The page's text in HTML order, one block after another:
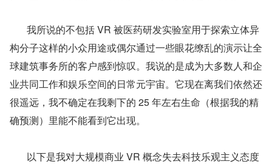
构分子这样的小众用途或偶尔通过一些眼花缭乱的演示让全
球建筑事务所的客户感到惊叹。我说的是成为大多数人和企
业共同工作和娱乐空间的日常元宇宙。它现在离我们依然还
很遥远，我不确定在我剩下的 25 年左右生命（根据我的精
确预测）里能不能看到它出现。